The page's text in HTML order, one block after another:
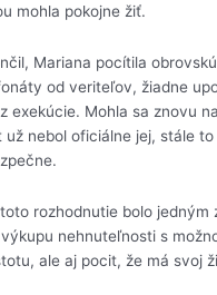
mohla pokojne žiť.
Mariana pocítila
od veriteľov, žiadne
exekúcie. Mohla sa znovu
nebol oficiálne jej, stále to
rozhodnutie bolo jedným
nehnuteľnosti s
ale aj pocit, že má svoj